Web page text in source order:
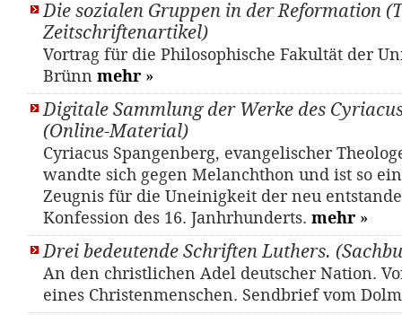
Die sozialen Gruppen in der Reformation
Zeitschriftenartikel)
Vortrag für die Philosophische Fakultät der
Brünn mehr »
Digitale Sammlung der Werke des
(Online-Material)
Cyriacus Spangenberg, evangelischer
wandte sich gegen Melanchthon und ist so
Zeugnis für die Uneinigkeit der neu
Konfession des 16. Janhrhunderts. mehr »
Drei bedeutende Schriften Luthers.
An den christlichen Adel deutscher Nation.
eines Christenmenschen. Sendbrief vom